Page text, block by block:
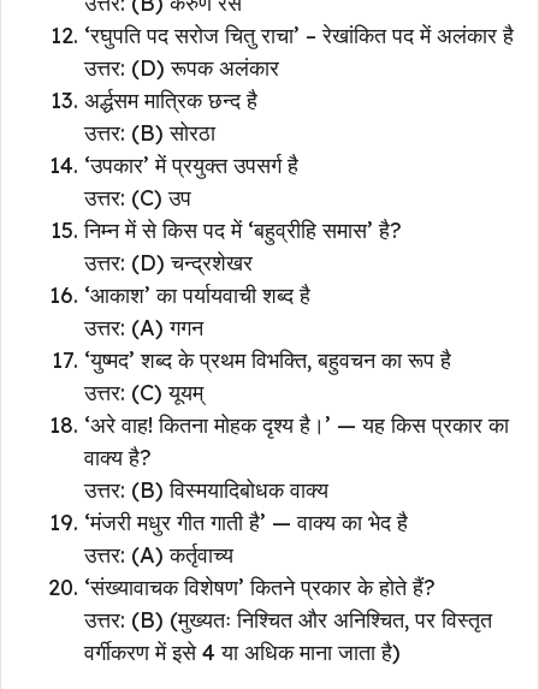
‘रघुपति पद सरोज चितु राचा’ – रेखांकित पद में अलंकार है
उत्तर: (D) रूपक अलंकार
अर्द्धसम मात्रिक छन्द है
उत्तर: (B) सोरठा
‘उपकार’ में प्रयुक्त उपसर्ग है
उत्तर: (C) उप
निम्न में से किस पद में ‘बहुव्रीहि समास’ है?
उत्तर: (D) चन्द्रशेखर
‘आकाश’ का पर्यायवाची शब्द है
उत्तर: (A) गगन
‘युष्मद’ शब्द के प्रथम विभक्ति, बहुवचन का रूप है
उत्तर: (C) यूयम्
‘अरे वाह! कितना मोहक दृश्य है।’ — यह किस प्रकार का
वाक्य है?
उत्तर: (B) विस्मयादिबोधक वाक्य
‘मंजरी मधुर गीत गाती है’ — वाक्य का भेद है
उत्तर: (A) कर्तृवाच्य
‘संख्यावाचक विशेषण’ कितने प्रकार के होते हैं?
उत्तर: (B) (मुख्यतः निश्चित और अनिश्चित, पर विस्तृत
वर्गीकरण में इसे 4 या अधिक माना जाता है)